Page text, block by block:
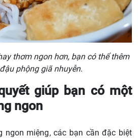
thơm ngon hơn, bạn có thể thêm
phộng giã nhuyễn.
giúp bạn có một
ngon
ngon miệng, các bạn cần đặc biệt